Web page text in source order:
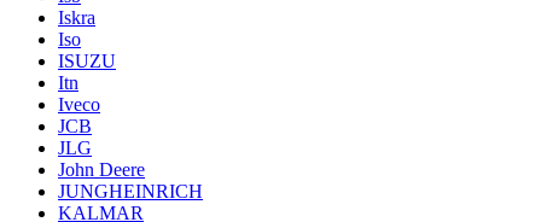
Iskra
Iso
ISUZU
Itn
Iveco
JCB
JLG
John Deere
JUNGHEINRICH
KALMAR